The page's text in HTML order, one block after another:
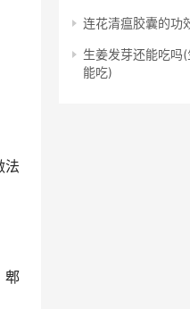
法
郫
连花清瘟胶囊的功
生姜发芽还能吃吗
能吃)